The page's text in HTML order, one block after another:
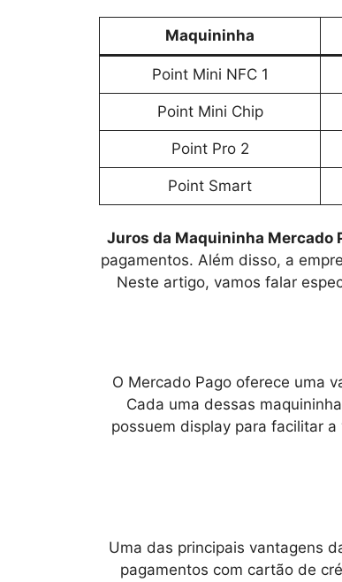
Maquininha
Point Mini NFC 1
Point Mini Chip
Point Pro 2
Point Smart
Juros da Maquininha Mercado
pagamentos. Além disso, a
Neste artigo, vamos falar
O Mercado Pago oferece uma
Cada uma dessas
possuem display para facilitar
Uma das principais vantagens
pagamentos com cartão de